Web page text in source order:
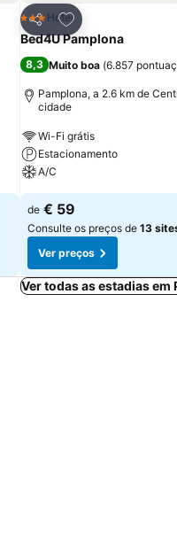
Partilhar
Adicionar aos
3 Estrelas
Hotel
Bed4U Pamplona
8,3 Muito boa (6.857
Pamplona, a 2.6 km de
cidade
Wi-Fi grátis
Estacionamento
A/C
de € 59
Consulte os preços de 13
Ver preços
Ver todas as estadias em